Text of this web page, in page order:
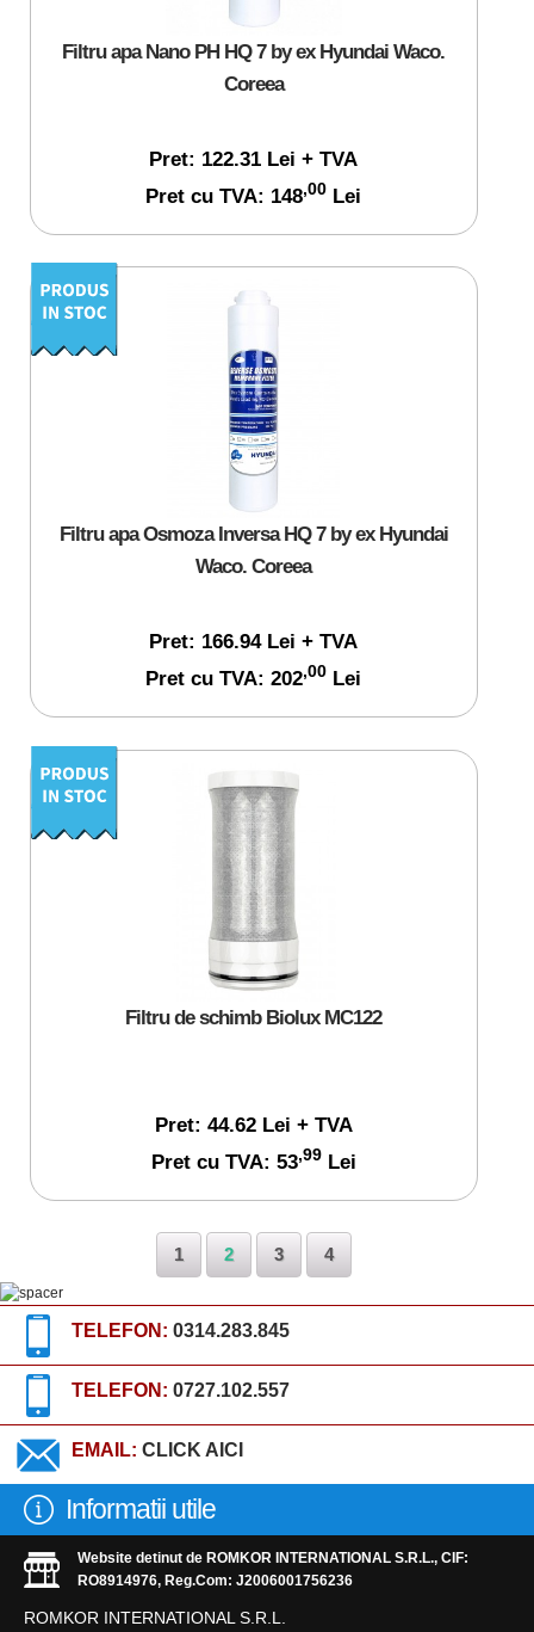
Filtru apa Nano PH HQ 7 by ex Hyundai Waco.
Coreea
Pret: 122.31 Lei + TVA
Pret cu TVA: 148,00 Lei
Filtru apa Osmoza Inversa HQ 7 by ex Hyundai
Waco. Coreea
Pret: 166.94 Lei + TVA
Pret cu TVA: 202,00 Lei
Filtru de schimb Biolux MC122
Pret: 44.62 Lei + TVA
Pret cu TVA: 53,99Lei
1 2 3 4
TELEFON: 0314.283.845
TELEFON: 0727.102.557
EMAIL: CLICK AICI
Informatii utile
Website detinut de ROMKOR INTERNATIONAL S.R.L., CIF:
RO8914976, Reg.Com: J2006001756236
ROMKOR INTERNATIONAL S.R.L.